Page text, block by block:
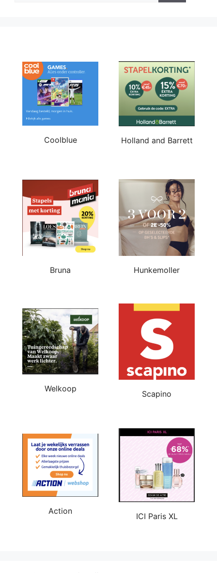
Coolblue Holland and Barrett
Bruna Hunkemoller
Welkoop
Scapino
Action
ICI Paris XL